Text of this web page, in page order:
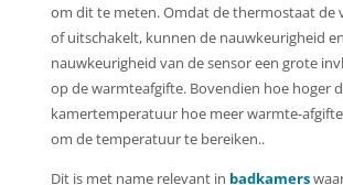
om dit te meten. Omdat de thermostaat de
of uitschakelt, kunnen de nauwkeurigheid
nauwkeurigheid van de sensor een grote
op de warmteafgifte. Bovendien hoe hoger
kamertemperatuur hoe meer warmte-
om de temperatuur te bereiken..
Dit is met name relevant in badkamers